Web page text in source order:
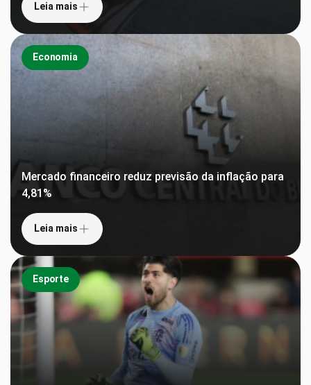
Leia mais
Economia
Mercado financeiro reduz previsão da inflação para
4,81%
Leia mais
Esporte